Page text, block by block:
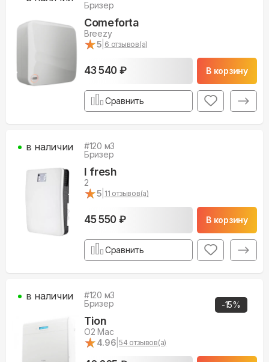
Бризер
Comeforta
Breezy
★
★5 6 отзывов(а)
43 540 ₽ В корзину
Сравнить
#120 м3
Бризер
I fresh
2
★
★5 11 отзывов(а)
45 550 ₽ В корзину
в наличии
Сравнить
-15%
#120 м3
Бризер
Tion
O2 Mac
★
★4.96 |54 отзывов(а)
в наличии